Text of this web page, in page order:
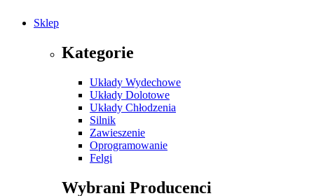
Sklep
Kategorie
Układy Wydechowe
Układy Dolotowe
Układy Chłodzenia
Silnik
Zawieszenie
Oprogramowanie
Felgi
Wybrani Producenci